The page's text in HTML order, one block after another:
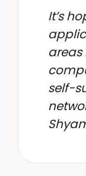
It’s
self-